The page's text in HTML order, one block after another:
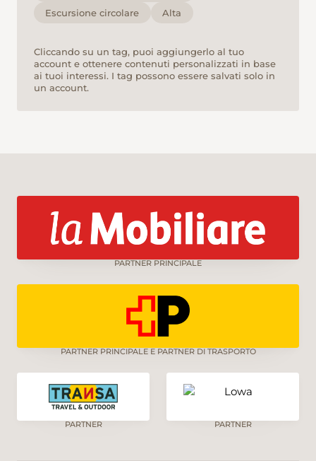
Escursione circolare
Alta
Cliccando su un tag, puoi aggiungerlo al tuo
account e ottenere contenuti personalizzati in base
ai tuoi interessi. I tag possono essere salvati solo in
un account.
PARTNER PRINCIPALE
PARTNER PRINCIPALE E PARTNER DI TRASPORTO
PARTNER PARTNER